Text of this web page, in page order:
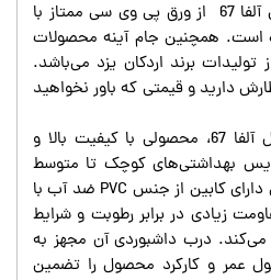
روشویی کابینتی زینو کابین مدل آلفا 67 از ورق پی وی سی ممتاز با
شده است. همچنین جام آینه محصولات
4 میلی متر از تولیدات برند اردکان یزد می‌باشد.
دارید و قیمتی که باور نخواهید
روشویی کابینتی زینو کابین مدل آلفا 67، محصولی با کیفیت بالا و
بهداشتی‌های کوچک تا متوسط
بسیار مناسب است. این روشویی دارای کابین از جنس PVC ضد آب با
مقاومت زیادی در برابر رطوبت و شرایط
می‌کند. درب داشبوردی آن مجهز به
304 است که طول عمر و کارکرد محصول را تضمین